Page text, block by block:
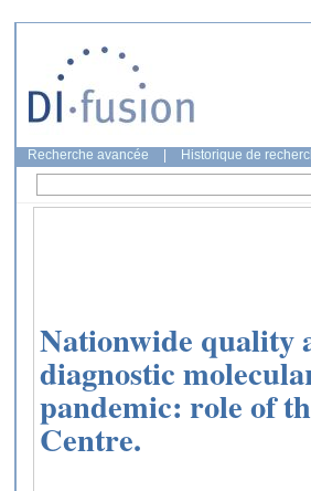
Recherche avancée Historique de
Nationwide quality
diagnostic
pandemic: role of
Centre.